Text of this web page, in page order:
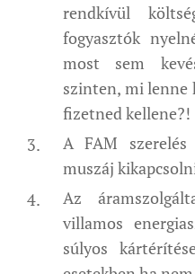
rendkívül
fogyasztók
most sem
szinten, mi lenne
fizetned kellene?!
A FAM
muszáj
Az
villamos
súlyos